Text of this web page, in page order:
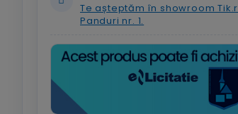
Te așteptăm în showroom
Panduri nr. 1.